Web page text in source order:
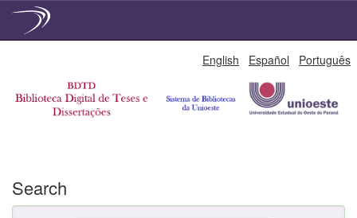
English Español Português
Search